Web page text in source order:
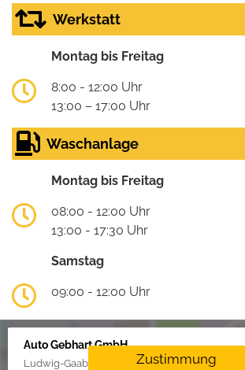
Werkstatt
Montag bis Freitag
8:00 - 12:00 Uhr
13:00 – 17:00 Uhr
Waschanlage
Montag bis Freitag
08:00 - 12:00 Uhr
13:00 - 17:30 Uhr
Samstag
09:00 - 12:00 Uhr
Auto Gebhart GmbH
Ludwig-Gaab-Str. 4, 88427 Bad Schussenried
Zustimmung